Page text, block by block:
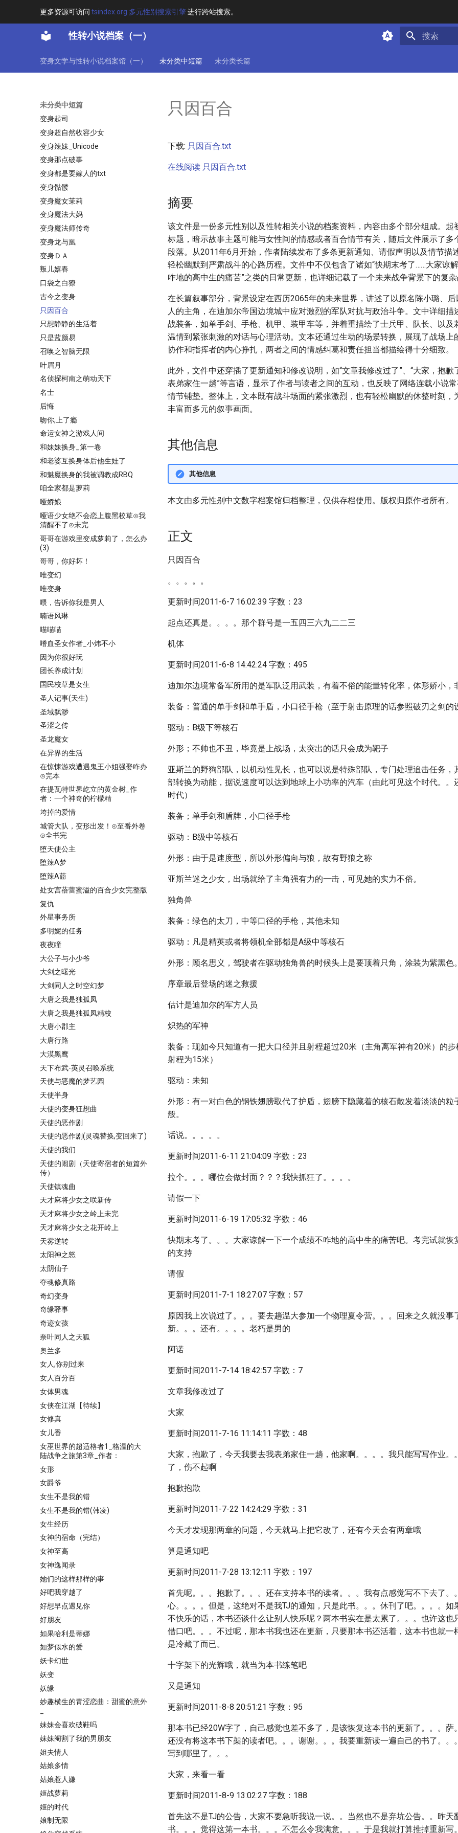
更多资源可访问 tsindex.org 多元性别搜索引擎进行跨站搜索。
性转小说档案（一）
变身文学与性转小说档案馆（一） 未分类中短篇 未分类长篇
未分类中短篇
变身美女同盟
变身茉莉改
变身荆棘
变身萝莉UP主
变身血狼尸之异界情缘
变身起司
变身超自然收容少女
变身辣妹_Unicode
变身那点破事
变身都是要嫁人的txt
变身骷髅
变身魔女茉莉
变身魔法大妈
变身魔法师传奇
变身龙与凰
变身ＤＡ
叛儿嬉春
口袋之白獠
古今之变身
只因百合
只想静静的生活着
只是蓝颜易
召唤之智脑无限
叶眉月
名侦探柯南之萌动天下
名士
后悔
吻你,上了瘾
命运女神之游戏人间
和妹妹换身_第一卷
和老婆互换身体后他生娃了
和魅魔换身的我被调教成RBQ
咱全家都是萝莉
哑娇娘
哑语少女绝不会恋上腹黑校草⊙我
清醒不了⊙未完
哥哥在游戏里变成萝莉了，怎么办
(3)
哥哥，你好坏！
唯变幻
唯变身
喂，告诉你我是男人
喃语风琳
喵喵喵
嗜血圣女作者_小炜不小
因为你很好玩
团长养成计划
国民校草是女生
圣人记事(天生)
圣域飘渺
圣涩之传
圣龙魔女
在异界的生活
在惊悚游戏遭遇鬼王小姐强娶咋办
⊙完本
在提瓦特世界屹立的黄金树_作
者：一个神奇的柠檬精
垮掉的爱情
城管大队，变形出发！⊙至番外卷
⊙全书完
堕天使公主
堕辣A梦
堕辣A莔
处女宫蓓蕾蜜溢的百合少女完整版
复仇
外星事务所
多明妮的任务
夜夜瞳
大公子与小少爷
大剑之曙光
大剑同人之时空幻梦
大唐之我是独孤凤
大唐之我是独孤凤精校
大唐小郡主
大唐行路
大漠黑鹰
天下布武-英灵召唤系统
天使与恶魔的梦艺园
天使半身
天使的变身狂想曲
天使的恶作剧
天使的恶作剧(灵魂替换,变回来了)
天使的我们
天使的闹剧（天使寄宿者的短篇外
传）
天使镇魂曲
天才麻将少女之咲新传
天才麻将少女之岭上未完
天才麻将少女之花开岭上
天雾逆转
太阳神之怒
太阴仙子
夺魂修真路
奇幻变身
奇缘驿事
奇迹女孩
奈叶同人之天狐
奥兰多
女人,你别过来
女人百分百
女体男魂
女侠在江湖【待续】
女修真
女儿香
女巫世界的超适格者1_格温的大
陆战争之旅第3章_作者：
女形
女爵爷
女生不是我的错
女生不是我的错(韩凌)
女生经历
女神的宿命（完结）
女神至高
女神逸闻录
她们的这样那样的事
好吧我穿越了
好想早点遇见你
好朋友
如果哈利是蒂娜
如梦似水的爱
妖卡幻世
妖变
妖缘
妙趣横生的青涩恋曲：甜蜜的意外
妹妹会喜欢破鞋吗
妹妹阉割了我的男朋友
姐夫情人
姑娘多情
姑娘惹人嫌
姬战萝莉
姬的时代
娘制无限
只因百合
下载: 只因百合.txt
在线阅读 只因百合.txt
摘要
该文件是一份多元性别以及性转相关小说的档案资料，内容由多个部分组成。起
标题，暗示故事主题可能与女性间的情感或者百合情节有关，随后文件展示了多
段落。从2011年6月开始，作者陆续发布了多条更新通知、请假声明以及情节描
轻松幽默到严肃战斗的心路历程。文件中不仅包含了诸如“快期末考了……大家谅
咋地的高中生的痛苦”之类的日常更新，也详细记载了一个未来战争背景下的复杂
在长篇叙事部分，背景设定在西历2065年的未来世界，讲述了以原名陈小璐、
人的主角，在迪加尔帝国边境城中应对激烈的军队对抗与政治斗争。文中详细描
战装备，如单手剑、手枪、机甲、装甲车等，并着重描绘了士兵甲、队长、以及
温情到紧张刺激的对话与心理活动。文本还通过生动的场景转换，展现了战场上
协作和指挥者的内心挣扎，两者之间的情感纠葛和责任担当都描绘得十分细致。
此外，文件中还穿插了更新通知和修改说明，如“文章我修改过了”、“大家，抱
表弟家住一趟”等言语，显示了作者与读者之间的互动，也反映了网络连载小说
情节铺垫。整体上，文本既有战斗场面的紧张激烈，也有轻松幽默的休整时刻，
丰富而多元的叙事画面。
其他信息
其他信息
本文由多元性别中文数字档案馆归档整理，仅供存档使用。版权归原作者所有。
正文
只因百合
。。。。。
更新时间2011-6-7 16:02:39 字数：23
起点还真是。。。。那个群号是一五四三六九二二三
机体
更新时间2011-6-8 14:42:24 字数：495
迪加尔边境常备军所用的是军队泛用武装，有着不俗的能量转化率，体形娇小，
装备：普通的单手剑和单手盾，小口径手枪（至于射击原理的话参照破刃之剑的
驱动：B级下等核石
外形；不帅也不丑，毕竟是上战场，太突出的话只会成为靶子
亚斯兰的野狗部队，以机动性见长，也可以说是特殊部队，专门处理追击任务，
部转换为动能，据说速度可以达到地球上小功率的汽车（由此可见这个时代。。
时代）
装备；单手剑和盾牌，小口径手枪
驱动：B级中等核石
外形：由于是速度型，所以外形偏向与狼，故有野狼之称
亚斯兰迷之少女，出场就给了主角强有力的一击，可见她的实力不俗。
独角兽
装备：绿色的太刀，中等口径的手枪，其他未知
驱动：凡是精英或者将领机全部都是A级中等核石
外形：顾名思义，驾驶者在驱动独角兽的时候头上是要顶着只角，涂装为紫黑色。
序章最后登场的迷之救援
估计是迪加尔的军方人员
炽热的军神
装备：现如今只知道有一把大口径并且射程超过20米（主角离军神有20米）的
射程为15米）
驱动：未知
外形：有一对白色的钢铁翅膀取代了护盾，翅膀下隐藏着的核石散发着淡淡的粒
般。
话说。。。。。
更新时间2011-6-11 21:04:09 字数：23
拉个。。。哪位会做封面？？？我快抓狂了。。。。
请假一下
更新时间2011-6-19 17:05:32 字数：46
快期末考了。。。大家谅解一下一个成绩不咋地的高中生的痛苦吧。考完试就恢
的支持
请假
更新时间2011-7-1 18:27:07 字数：57
原因我上次说过了。。。要去趟温大参加一个物理夏令营。。。回来之久就没事
新。。。还有。。。。老朽是男的
阿诺
更新时间2011-7-14 18:42:57 字数：7
文章我修改过了
大家
更新时间2011-7-16 11:14:11 字数：48
大家，抱歉了，今天我要去我表弟家住一趟，他家啊。。。。我只能写写作业。
了，伤不起啊
抱歉抱歉
更新时间2011-7-22 14:24:29 字数：31
今天才发现那两章的问题，今天就马上把它改了，还有今天会有两章哦
算是通知吧
更新时间2011-7-28 13:12:11 字数：197
首先呢。。。抱歉了。。。还在支持本书的读者。。。我有点感觉写不下去了。
心。。。。但是，这绝对不是我TJ的通知，只是此书。。。休刊了吧。。。。如
不快乐的话，本书还谈什么让别人快乐呢？两本书实在是太累了。。。也许这也
借口吧。。。不过呢，那本书我也还在更新，只要那本书还活着，这本书也就一
是冷藏了而已。
十字架下的光辉哦，就当为本书练笔吧
又是通知
更新时间2011-8-8 20:51:21 字数：95
那本书已经20W字了，自己感觉也差不多了，是该恢复这本书的更新了。。。萨
还没有将这本书下架的读者吧。。。谢谢。。。我要重新读一遍自己的书了。。
写到哪里了。。。
大家，来看一看
更新时间2011-8-9 13:02:27 字数：188
首先这不是TJ的公告，大家不要急听我说一说。。当然也不是弃坑公告。。昨天
书。。。觉得这第一本书。。。不怎么令我满意。。。于是我就打算推掉重新写